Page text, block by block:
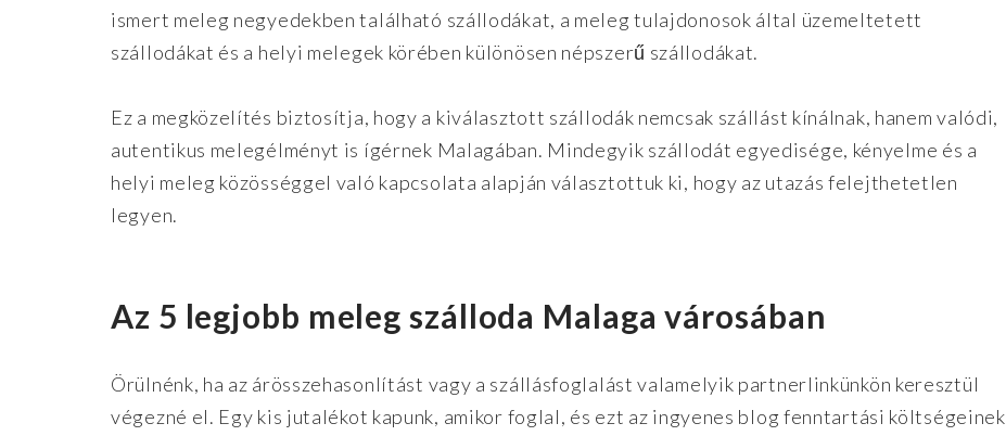
ismert meleg negyedekben található szállodákat, a meleg tulajdonosok által üzemeltetett
szállodákat és a helyi melegek körében különösen népszerű szállodákat.
Ez a megközelítés biztosítja, hogy a kiválasztott szállodák nemcsak szállást kínálnak, hanem valódi,
autentikus melegélményt is ígérnek Malagában. Mindegyik szállodát egyedisége, kényelme és a
helyi meleg közösséggel való kapcsolata alapján választottuk ki, hogy az utazás felejthetetlen
legyen.
Az 5 legjobb meleg szálloda Malaga városában
Örülnénk, ha az árösszehasonlítást vagy a szállásfoglalást valamelyik partnerlinkünkön keresztül
végezné el. Egy kis jutalékot kapunk, amikor foglal, és ezt az ingyenes blog fenntartási költségeinek